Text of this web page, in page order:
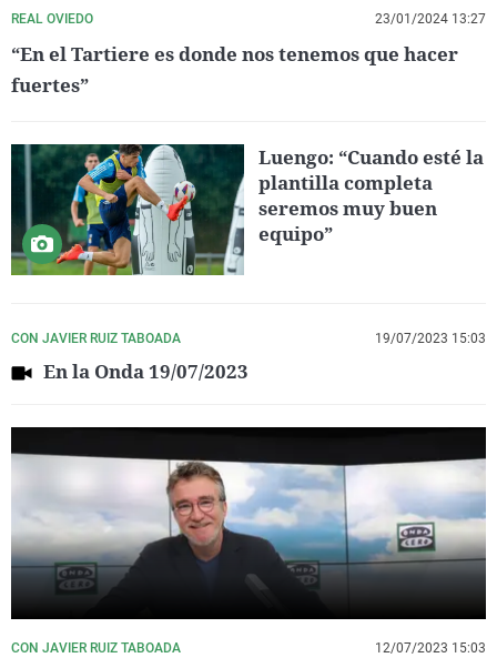
REAL OVIEDO 23/01/2024 13:27
“En el Tartiere es donde nos tenemos que hacer
fuertes”
Luengo: “Cuando esté la
plantilla completa
seremos muy buen
equipo”
CON JAVIER RUIZ TABOADA 19/07/2023 15:03
En la Onda 19/07/2023
CON JAVIER RUIZ TABOADA 12/07/2023 15:03